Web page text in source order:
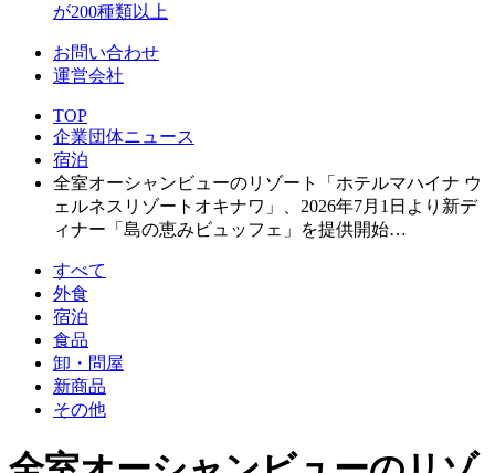
が200種類以上
お問い合わせ
運営会社
TOP
企業団体ニュース
宿泊
全室オーシャンビューのリゾート「ホテルマハイナ ウ
ェルネスリゾートオキナワ」、2026年7月1日より新デ
ィナー「島の恵みビュッフェ」を提供開始…
すべて
外食
宿泊
食品
卸・問屋
新商品
その他